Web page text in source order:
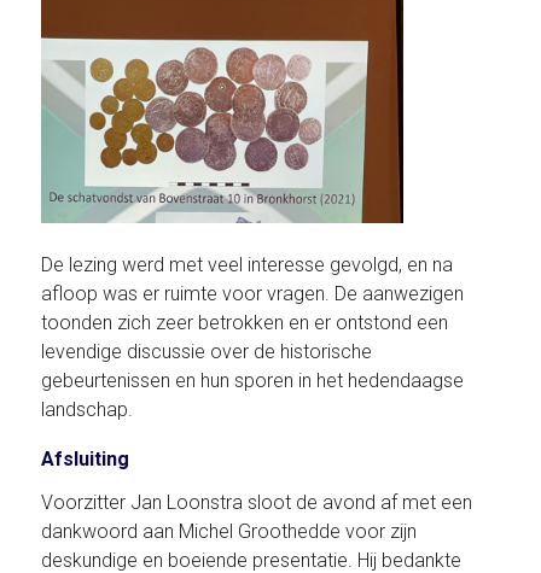
De lezing werd met veel interesse gevolgd, en na
afloop was er ruimte voor vragen. De aanwezigen
toonden zich zeer betrokken en er ontstond een
levendige discussie over de historische
gebeurtenissen en hun sporen in het hedendaagse
landschap.
Afsluiting
Voorzitter Jan Loonstra sloot de avond af met een
dankwoord aan Michel Groothedde voor zijn
deskundige en boeiende presentatie. Hij bedankte